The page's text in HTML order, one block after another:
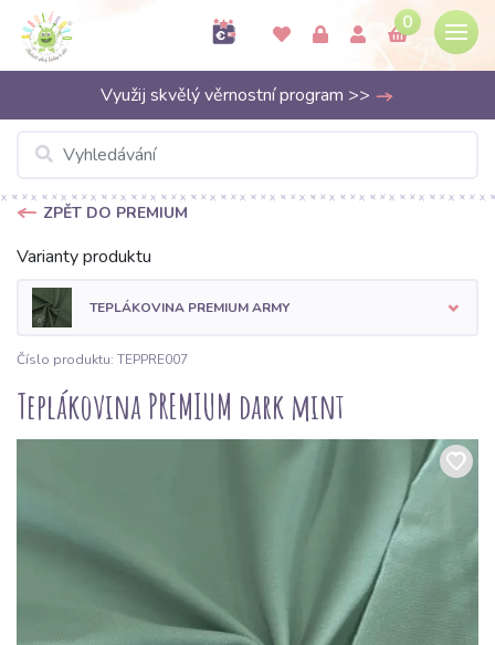
0
Využij skvělý věrnostní program >>
ZPĚT DO PREMIUM
Varianty produktu
TEPLÁKOVINA PREMIUM ARMY
Číslo produktu: TEPPRE007
Teplákovina PREMIUM dark mint